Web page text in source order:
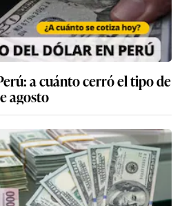
a cuánto cerró el tipo de
agosto